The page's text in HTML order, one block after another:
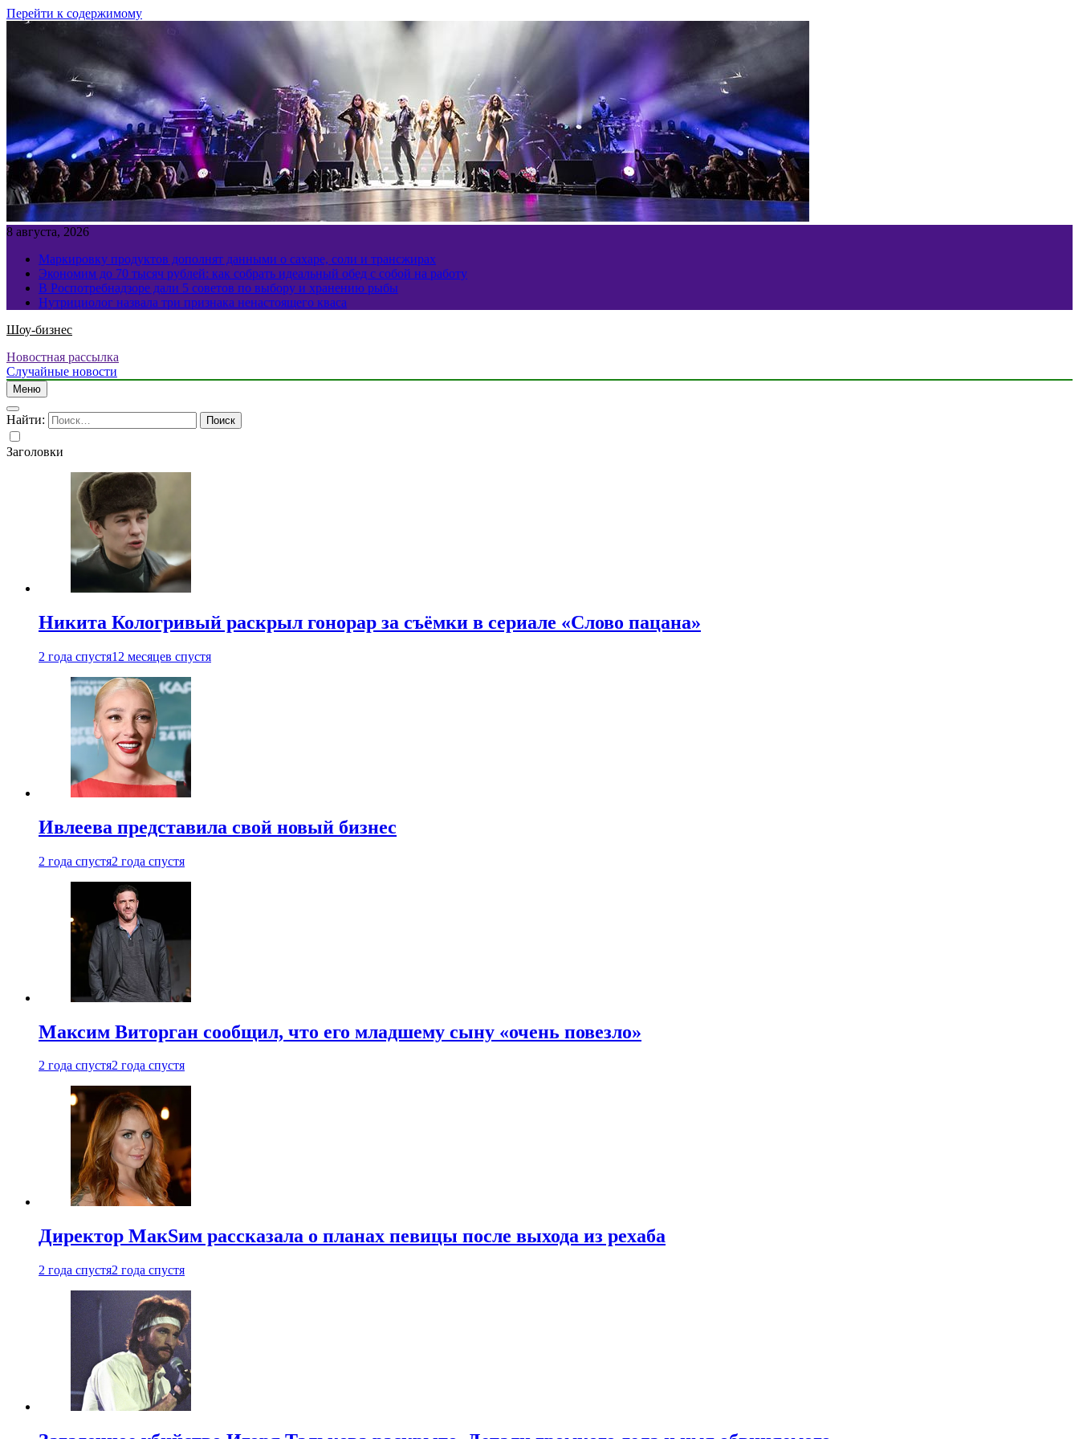
Перейти к содержимому
8 августа, 2026
Маркировку продуктов дополнят данными о сахаре, соли и трансжирах
Экономим до 70 тысяч рублей: как собрать идеальный обед с собой на работу
В Роспотребнадзоре дали 5 советов по выбору и хранению рыбы
Нутрициолог назвала три признака ненастоящего кваса
Шоу-бизнес
Новостная рассылка
Случайные новости
Меню
Найти:
Заголовки
Никита Кологривый раскрыл гонорар за съёмки в сериале «Слово пацана»
2 года спустя12 месяцев спустя
Ивлеева представила свой новый бизнес
2 года спустя2 года спустя
Максим Виторган сообщил, что его младшему сыну «очень повезло»
2 года спустя2 года спустя
Директор МакSим рассказала о планах певицы после выхода из рехаба
2 года спустя2 года спустя